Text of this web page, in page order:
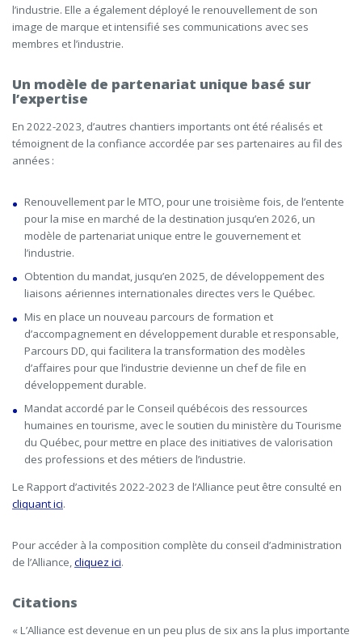
l’industrie. Elle a également déployé le renouvellement de son
image de marque et intensifié ses communications avec ses
membres et l’industrie.
Un modèle de partenariat unique basé sur
l’expertise
En 2022-2023, d’autres chantiers importants ont été réalisés et
témoignent de la confiance accordée par ses partenaires au fil des
années :
Renouvellement par le MTO, pour une troisième fois, de l’entente
pour la mise en marché de la destination jusqu’en 2026, un
modèle de partenariat unique entre le gouvernement et
l’industrie.
Obtention du mandat, jusqu’en 2025, de développement des
liaisons aériennes internationales directes vers le Québec.
Mis en place un nouveau parcours de formation et
d’accompagnement en développement durable et responsable,
Parcours DD, qui facilitera la transformation des modèles
d’affaires pour que l’industrie devienne un chef de file en
développement durable.
Mandat accordé par le Conseil québécois des ressources
humaines en tourisme, avec le soutien du ministère du Tourisme
du Québec, pour mettre en place des initiatives de valorisation
des professions et des métiers de l’industrie.
Le Rapport d’activités 2022-2023 de l’Alliance peut être consulté en
cliquant ici.
Pour accéder à la composition complète du conseil d’administration
de l’Alliance,cliquez ici.
Citations
«L’Alliance est devenue en un peu plus de six ans la plus importante